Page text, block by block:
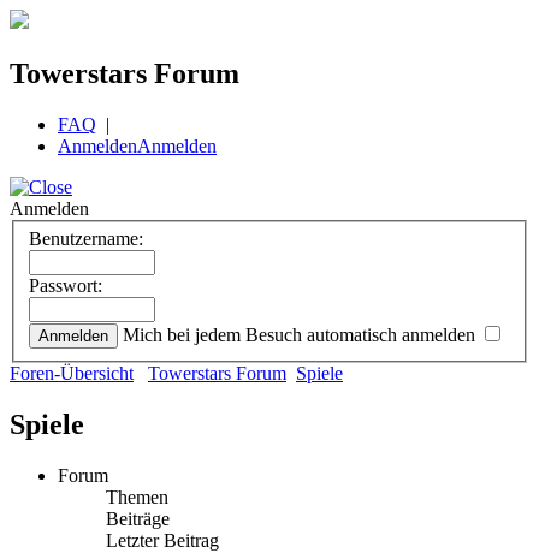
Towerstars Forum
FAQ |
AnmeldenAnmelden
Anmelden
Benutzername:
Passwort:
Mich bei jedem Besuch automatisch anmelden
Foren-Übersicht
Towerstars Forum Spiele
Spiele
Forum
Themen
Beiträge
Letzter Beitrag